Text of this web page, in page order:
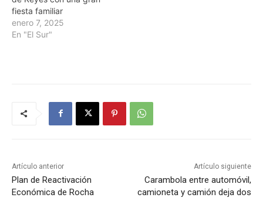
fiesta familiar
enero 7, 2025
En "El Sur"
Artículo anterior
Plan de Reactivación
Económica de Rocha
Artículo siguiente
Carambola entre automóvil,
camioneta y camión deja dos